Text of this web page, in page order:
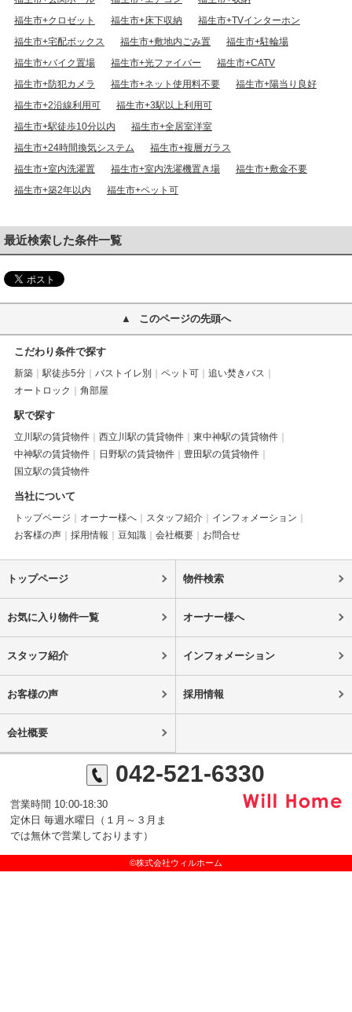
福生市+クロゼット
福生市+床下収納
福生市+TVインターホン
福生市+宅配ボックス
福生市+敷地内ごみ置
福生市+駐輪場
福生市+バイク置場
福生市+光ファイバー
福生市+CATV
福生市+防犯カメラ
福生市+ネット使用料不要
福生市+陽当り良好
福生市+2沿線利用可
福生市+3駅以上利用可
福生市+駅徒歩10分以内
福生市+全居室洋室
福生市+24時間換気システム
福生市+複層ガラス
福生市+室内洗濯置
福生市+室内洗濯機置き場
福生市+敷金不要
福生市+築2年以内
福生市+ペット可
最近検索した条件一覧
このページの先頭へ
こだわり条件で探す
新築 駅徒歩5分 バストイレ別 ペット可
追い焚きバス
オートロック
角部屋
駅で探す
立川駅の賃貸物件 西立川駅の賃貸物件
東中神駅の賃貸物件
中神駅の賃貸物件
日野駅の賃貸物件
豊田駅の賃貸物件
国立駅の賃貸物件
当社について
トップページ オーナー様へ スタッフ紹介
インフォメーション
お客様の声
採用情報 豆知識 会社概要 お問合せ
トップページ 物件検索
お気に入り物件一覧 オーナー様へ
スタッフ紹介 インフォメーション
お客様の声 採用情報
会社概要
042-521-6330
営業時間 10:00-18:30
定休日 毎週水曜日（１月～３月ま
では無休で営業しております）
©株式会社ウィルホーム